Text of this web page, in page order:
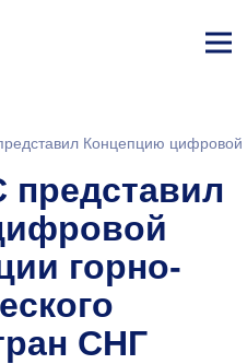
ине
Концепцию цифровой
горно-
СНГ